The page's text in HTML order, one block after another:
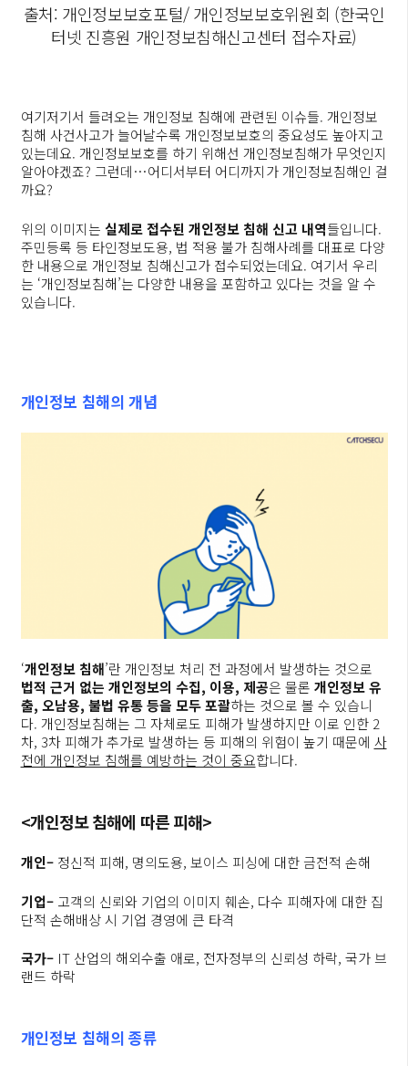
출처: 개인정보보호포털/ 개인정보보호위원회 (한국인
터넷 진흥원 개인정보침해신고센터 접수자료)
여기저기서 들려오는 개인정보 침해에 관련된 이슈들. 개인정보
침해 사건사고가 늘어날수록 개인정보보호의 중요성도 높아지고
있는데요. 개인정보보호를 하기 위해선 개인정보침해가 무엇인지
알아야겠죠? 그런데…어디서부터 어디까지가 개인정보침해인 걸
까요?
위의 이미지는 실제로 접수된 개인정보 침해 신고 내역들입니다.
주민등록 등 타인정보도용, 법 적용 불가 침해사례를 대표로 다양
한 내용으로 개인정보 침해신고가 접수되었는데요. 여기서 우리
는 ‘개인정보침해’는 다양한 내용을 포함하고 있다는 것을 알 수
있습니다.
개인정보 침해의 개념
‘개인정보 침해’란 개인정보 처리 전 과정에서 발생하는 것으로
법적 근거 없는 개인정보의 수집, 이용, 제공은 물론 개인정보 유
출, 오남용, 불법 유통 등을 모두 포괄하는 것으로 볼 수 있습니
다. 개인정보침해는 그 자체로도 피해가 발생하지만 이로 인한 2
차, 3차 피해가 추가로 발생하는 등 피해의 위험이 높기 때문에 사
전에 개인정보 침해를 예방하는 것이 중요합니다.
<개인정보침해에 따른 피해>
개인–정신적 피해, 명의도용, 보이스 피싱에 대한 금전적 손해
기업–고객의 신뢰와 기업의 이미지 훼손, 다수 피해자에 대한 집
단적 손해배상 시 기업 경영에 큰 타격
국가–IT 산업의 해외수출 애로, 전자정부의 신뢰성 하락, 국가 브
랜드 하락
개인정보 침해의 종류